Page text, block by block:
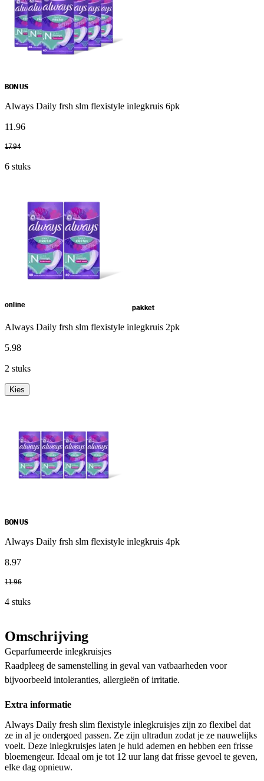
BONUS
Always Daily frsh slm flexistyle inlegkruis 6pk
11 .96
17.94
6 stuks
online pakket
Always Daily frsh slm flexistyle inlegkruis 2pk
5.98
2 stuks
Kies
BONUS
Always Daily frsh slm flexistyle inlegkruis 4pk
8.97
11.96
4 stuks
Omschrijving
Geparfumeerde inlegkruisjes
Raadpleeg de samenstelling in geval van vatbaarheden voor
bijvoorbeeld intoleranties, allergieën of irritatie.
Extra informatie
Always Daily fresh slim flexistyle inlegkruisjes zijn zo flexibel dat
ze in al je ondergoed passen. Ze zijn ultradun zodat je ze nauwelijks
voelt. Deze inlegkruisjes laten je huid ademen en hebben een frisse
bloemengeur. Ideaal om je tot 12 uur lang dat frisse gevoel te geven,
elke dag opnieuw.